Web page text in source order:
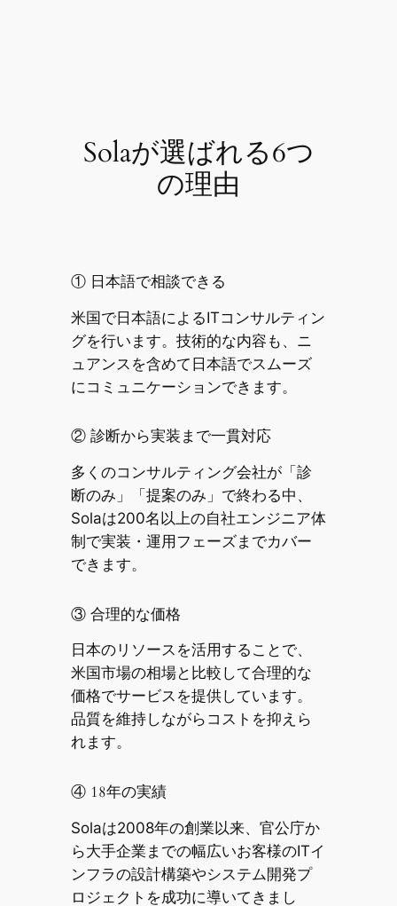
Solaが選ばれる6つ
の理由
① 日本語で相談できる
米国で日本語によるITコンサルティン
グを行います。技術的な内容も、ニ
ュアンスを含めて日本語でスムーズ
にコミュニケーションできます。
② 診断から実装まで一貫対応
多くのコンサルティング会社が「診
断のみ」「提案のみ」で終わる中、
Solaは200名以上の自社エンジニア体
制で実装・運用フェーズまでカバー
できます。
③ 合理的な価格
日本のリソースを活用することで、
米国市場の相場と比較して合理的な
価格でサービスを提供しています。
品質を維持しながらコストを抑えら
れます。
④ 18年の実績
Solaは2008年の創業以来、官公庁か
ら大手企業までの幅広いお客様のITイ
ンフラの設計構築やシステム開発プ
ロジェクトを成功に導いてきまし